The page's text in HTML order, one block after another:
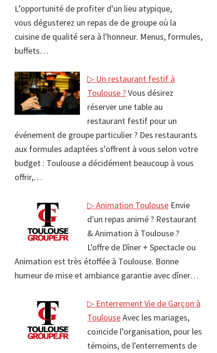
L’opportunité de profiter d'un lieu atypique,
vous dégusterez un repas de de groupe où la
cuisine de qualité sera à l'honneur. Menus, formules,
buffets…
▷ Un restaurant festif à
Toulouse ?Vous désirez
réserver une table au
restaurant festif pour un
événement de groupe particulier ? Des restaurants
aux formules adaptées s’offrent à vous selon votre
budget : Toulouse a décidément beaucoup à vous
offrir,…
▷ Animation Toulouse Envie
d'un repas animé ? Restaurant
& Animation à Toulouse ?
L'offre de Dîner + Spectacle ou
Animation est très étoffée à Toulouse. Bonne
humeur de mise et ambiance garantie avec dîner…
▷ Enterrement Vie de Garçon à
ToulouseAvec les mariages,
coïncide l’organisation, pour les
témoins, de l'enterrements de